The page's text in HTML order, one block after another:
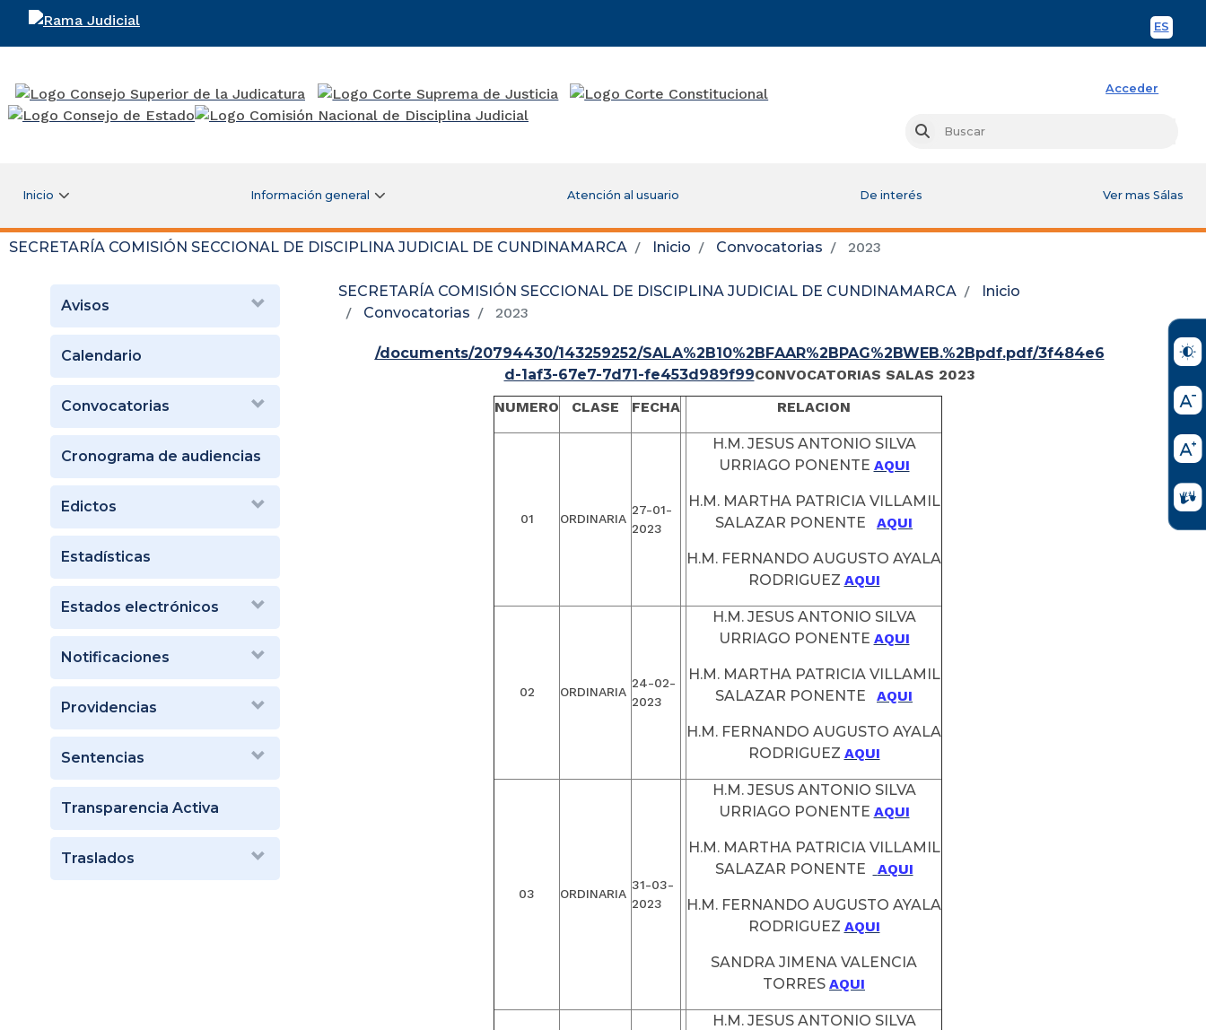
ES
Rama Judicial
Acceder
Buscar
Inicio Información general Atención al usuario De interés Ver mas Sálas
SECRETARÍA COMISIÓN SECCIONAL DE DISCIPLINA JUDICIAL DE CUNDINAMARCA Inicio Convocatorias 2023
Avisos
Calendario
Convocatorias
Cronograma de audiencias
Edictos
Estadísticas
Estados electrónicos
Notificaciones
Providencias
Sentencias
Transparencia Activa
Traslados
SECRETARÍA COMISIÓN SECCIONAL DE DISCIPLINA JUDICIAL DE CUNDINAMARCA
Inicio
Convocatorias
2023
/documents/20794430/143259252/SALA%2B10%2BFAAR%2BPAG%2BWEB.%2Bpdf.pdf/3f484e6
d-1af3-67e7-7d71-fe453d989f99CONVOCATORIAS SALAS 2023
NUMERO
CLASE FECHA RELACION
01 ORDINARIA
27-01-
2023
H.M. JESUS ANTONIO SILVA
URRIAGO PONENTE AQUI
H.M. MARTHA PATRICIA VILLAMIL
SALAZAR PONENTE AQUI
H.M. FERNANDO AUGUSTO AYALA
RODRIGUEZ AQUI
02 ORDINARIA
24-02-
2023
H.M. JESUS ANTONIO SILVA
URRIAGO PONENTE AQUI
H.M. MARTHA PATRICIA VILLAMIL
SALAZAR PONENTE AQUI
H.M. FERNANDO AUGUSTO AYALA
RODRIGUEZ AQUI
03 ORDINARIA
31-03-
2023
H.M. JESUS ANTONIO SILVA
URRIAGO PONENTE AQUI
H.M. MARTHA PATRICIA VILLAMIL
SALAZAR PONENTE
AQUI
H.M. FERNANDO AUGUSTO AYALA
RODRIGUEZ AQUI
SANDRA JIMENA VALENCIA
TORRES AQUI
H.M. JESUS ANTONIO SILVA